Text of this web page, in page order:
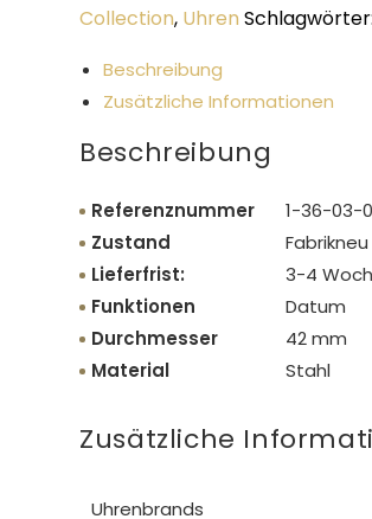
Collection, Uhren
Beschreibung
Zusätzliche Informationen
Beschreibung
Referenznummer
1-36-03-
Zustand
Fabrikneu
Lieferfrist:
3-4
Funktionen
Datum
Durchmesser
42 mm
Material
Stahl
Zusätzliche
Uhrenbrands